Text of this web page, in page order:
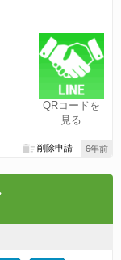
QRコードを
見る
6年前
削除申請